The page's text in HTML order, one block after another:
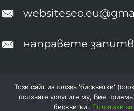
направете
ОБЩИ УСЛОВИЯ
ПОЛИТИКИ
Този сайт използва 'бисквитки'
ползвате услугите му, Вие
'бисквитки'. Политики за